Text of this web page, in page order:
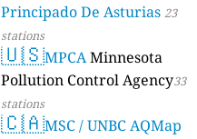
Principado De Asturias 23
stations
🇺🇸MPCAMinnesota
Pollution Control Agency33
stations
🇨🇦MSC / UNBC AQMap